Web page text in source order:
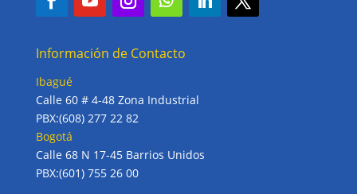
Información de Contacto
Ibagué
Calle 60 # 4-48 Zona Industrial
PBX:(608) 277 22 82
Bogotá
Calle 68 N 17-45 Barrios Unidos
PBX:(601) 755 26 00